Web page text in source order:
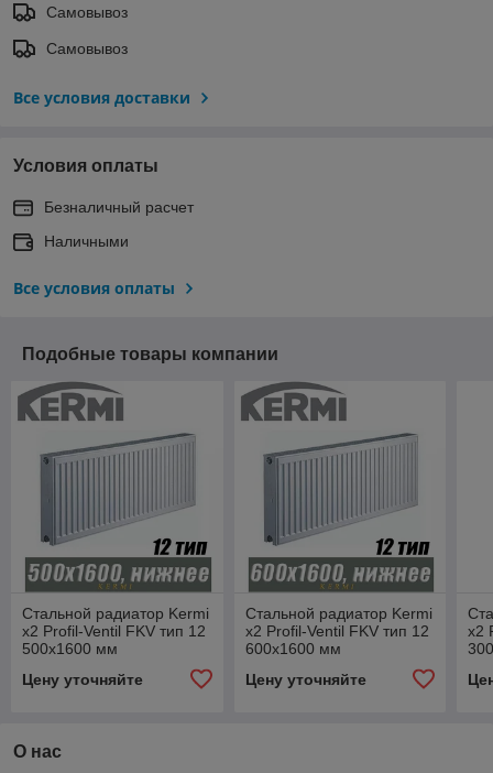
Самовывоз
Самовывоз
Все условия доставки
Условия оплаты
Безналичный расчет
Наличными
Все условия оплаты
Подобные товары компании
Стальной радиатор Kermi
x2 Profil-Ventil FKV тип 12
500x1600 мм
Цену уточняйте
Стальной радиатор Kermi
x2 Profil-Ventil FKV тип 12
600x1600 мм
Цену уточняйте
x2
О нас